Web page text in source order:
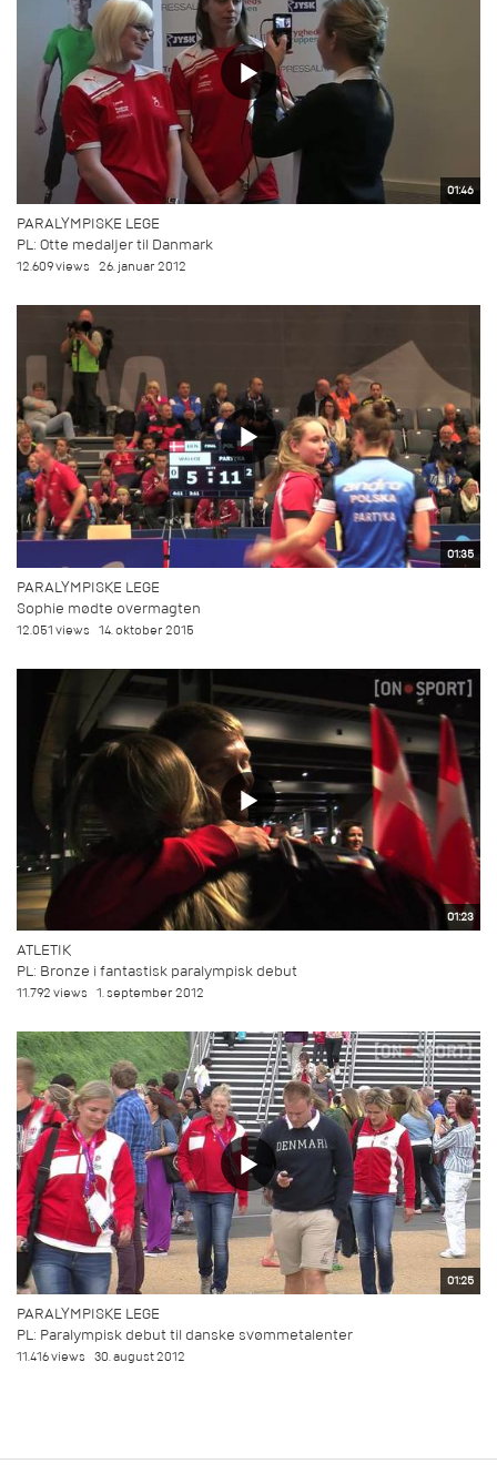
01:46
PARALYMPISKE LEGE
PL: Otte medaljer til Danmark
12.609 views 26. januar 2012
01:35
PARALYMPISKE LEGE
Sophie mødte overmagten
12.051 views 14. oktober 2015
01:23
ATLETIK
PL: Bronze i fantastisk paralympisk debut
11.792 views 1. september 2012
01:25
PARALYMPISKE LEGE
PL: Paralympisk debut til danske svømmetalenter
11.416 views 30. august 2012